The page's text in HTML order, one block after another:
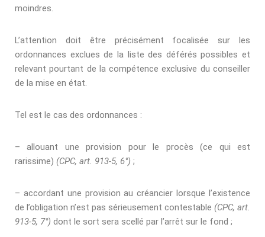
moindres.
L’attention doit être précisément focalisée sur les
ordonnances exclues de la liste des déférés possibles et
relevant pourtant de la compétence exclusive du conseiller
de la mise en état.
Tel est le cas des ordonnances :
– allouant une provision pour le procès (ce qui est
rarissime) (CPC, art. 913-5, 6°) ;
– accordant une provision au créancier lorsque l’existence
de l’obligation n’est pas sérieusement contestable (CPC, art.
913-5, 7°) dont le sort sera scellé par l’arrêt sur le fond ;